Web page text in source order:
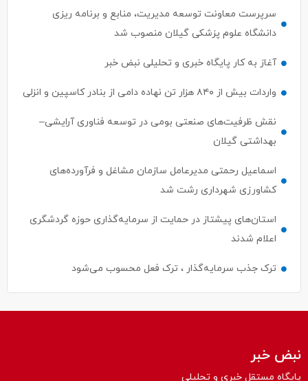
سرپرست معاونت توسعه مدیریت، منابع و برنامه ریزی
دانشگاه علوم پزشکی گیلان منصوب شد
آغاز به کار پایگاه خبری و تحلیلی نبض خبر
واردات بیش از ۸۴۰ هزار تن نهاده دامی از بنادر كاسپین و انزلی
نقش ظرفیت‌های صنعتی بومی در توسعه فناوری آرایشی–
بهداشتی گیلان
اسماعیل رحمتی مدیرعامل سازمان مشاغل و فرآورده‌های
کشاورزی شهرداری رشت شد
استان‌های پیشتاز در حمایت از سرمایه‌گذاری حوزه گردشگری
اعلام شدند
ترک جذب سرمایه‌گذار ، ترک فعل محسوب می‌شود
نبض خبر
پایگاه مستقل خبری و تحلیلی